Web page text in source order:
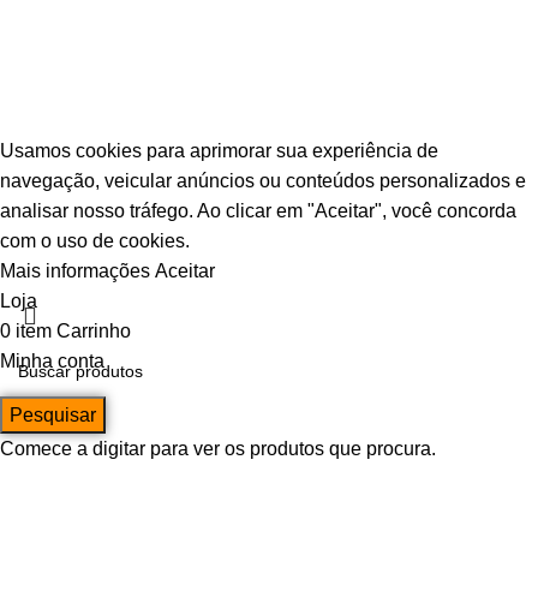
Usamos cookies para aprimorar sua experiência de
navegação, veicular anúncios ou conteúdos personalizados e
analisar nosso tráfego. Ao clicar em "Aceitar", você concorda
com o uso de cookies.
Mais informações Aceitar
Pesquisar
Comece a digitar para ver os produtos que procura.
Loja
0 item Carrinho
Minha conta